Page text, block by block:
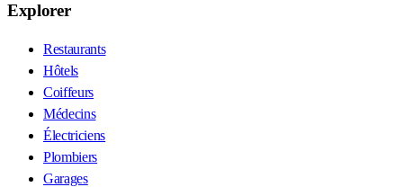
Explorer
Restaurants
Hôtels
Coiffeurs
Médecins
Électriciens
Plombiers
Garages